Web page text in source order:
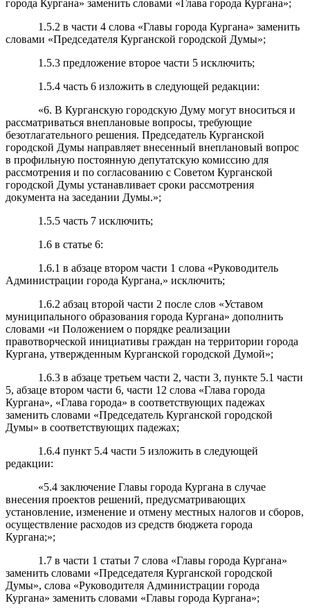
города Кургана» заменить словами «Глава города Кургана»;
1.5.2 в части 4 слова «Главы города Кургана» заменить
словами «Председателя Курганской городской Думы»;
1.5.3 предложение второе части 5 исключить;
1.5.4 часть 6 изложить в следующей редакции:
«6. В Курганскую городскую Думу могут вноситься и
рассматриваться внеплановые вопросы, требующие
безотлагательного решения. Председатель Курганской
городской Думы направляет внесенный внеплановый вопрос
в профильную постоянную депутатскую комиссию для
рассмотрения и по согласованию с Советом Курганской
городской Думы устанавливает сроки рассмотрения
документа на заседании Думы.»;
1.5.5 часть 7 исключить;
1.6 в статье 6:
1.6.1 в абзаце втором части 1 слова «Руководитель
Администрации города Кургана,» исключить;
1.6.2 абзац второй части 2 после слов «Уставом
муниципального образования города Кургана» дополнить
словами «и Положением о порядке реализации
правотворческой инициативы граждан на территории города
Кургана, утвержденным Курганской городской Думой»;
1.6.3 в абзаце третьем части 2, части 3, пункте 5.1 части
5, абзаце втором части 6, части 12 слова «Глава города
Кургана», «Глава города» в соответствующих падежах
заменить словами «Председатель Курганской городской
Думы» в соответствующих падежах;
1.6.4 пункт 5.4 части 5 изложить в следующей
редакции:
«5.4 заключение Главы города Кургана в случае
внесения проектов решений, предусматривающих
установление, изменение и отмену местных налогов и сборов,
осуществление расходов из средств бюджета города
Кургана;»;
1.7 в части 1 статьи 7 слова «Главы города Кургана»
заменить словами «Председателя Курганской городской
Думы», слова «Руководителя Администрации города
Кургана» заменить словами «Главы города Кургана»;